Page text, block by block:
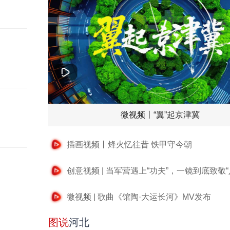
微视频丨“翼”起京津冀
插画视频丨烽火忆往昔 铁甲守今朝
创意视频 | 当军营遇上“功夫”，一镜到底致敬“
微视频 | 歌曲《馆陶·大运长河》MV发布
图说河北